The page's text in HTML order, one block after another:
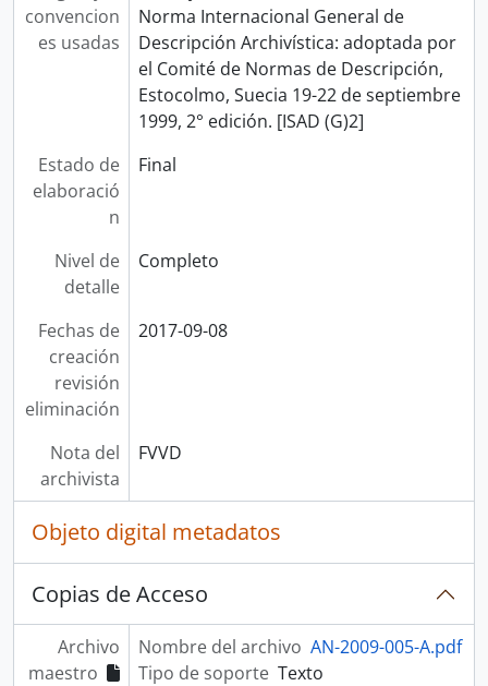
convencion
es usadas
Norma Internacional General de
Descripción Archivística: adoptada por
el Comité de Normas de Descripción,
Estocolmo, Suecia 19-22 de septiembre
1999, 2° edición. [ISAD (G)2]
Estado de
elaboració
n
Final
Nivel de
detalle
Completo
Fechas de
creación
revisión
eliminación
2017-09-08
Nota del
archivista
FVVD
Objeto digital metadatos
Copias de Acceso
Archivo
maestro
Nombre del archivo AN-2009-005-A.pdf
Tipo de soporte Texto